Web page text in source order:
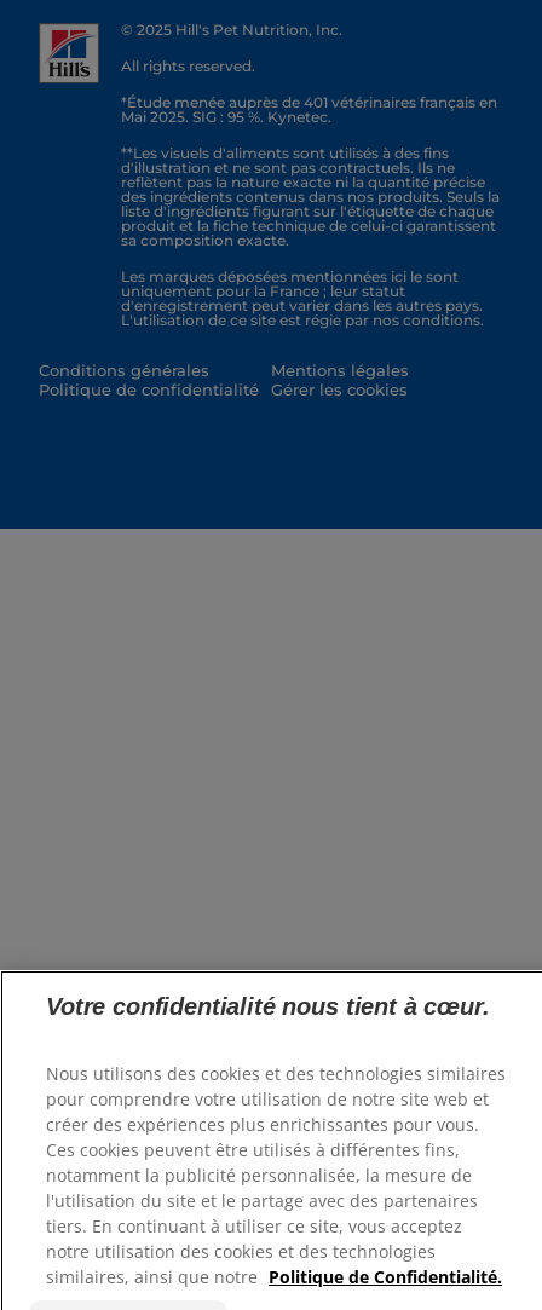
© 2025 Hill's Pet Nutrition, Inc.
All rights reserved.
*Étude menée auprès de 401 vétérinaires français en
Mai 2025. SIG : 95 %. Kynetec.
**Les visuels d'aliments sont utilisés à des fins
d'illustration et ne sont pas contractuels. Ils ne
reflètent pas la nature exacte ni la quantité précise
des ingrédients contenus dans nos produits. Seuls la
liste d'ingrédients figurant sur l'étiquette de chaque
produit et la fiche technique de celui-ci garantissent
sa composition exacte.
Les marques déposées mentionnées ici le sont
uniquement pour la France ; leur statut
d'enregistrement peut varier dans les autres pays.
L'utilisation de ce site est régie par nos conditions.
Conditions générales
Politique de confidentialité
Mentions légales
Gérer les cookies
Votre confidentialité nous tient à cœur.
Nous utilisons des cookies et des technologies similaires
pour comprendre votre utilisation de notre site web et
créer des expériences plus enrichissantes pour vous.
Ces cookies peuvent être utilisés à différentes fins,
notamment la publicité personnalisée, la mesure de
l'utilisation du site et le partage avec des partenaires
tiers. En continuant à utiliser ce site, vous acceptez
notre utilisation des cookies et des technologies
similaires, ainsi que notre Politique de Confidentialité.